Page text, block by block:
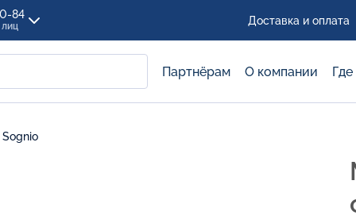
84 Доставка и оплата
Партнёрам О компании